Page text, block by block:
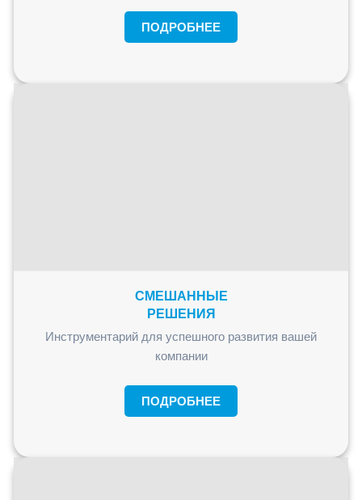
ПОДРОБНЕЕ
СМЕШАННЫЕ
РЕШЕНИЯ
Инструментарий для успешного развития вашей
компании
ПОДРОБНЕЕ